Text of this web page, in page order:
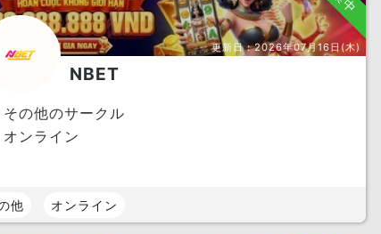
更新日：2026年07月16日(木)
NBET
その他のサークル
オンライン
他 オンライン